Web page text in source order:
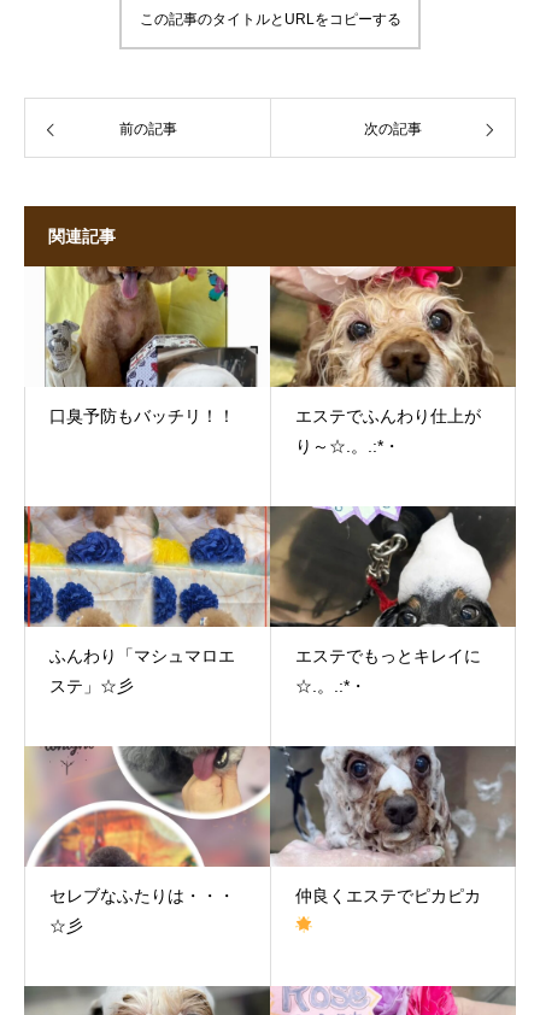
この記事のタイトルとURLをコピーする
前の記事 次の記事
関連記事
口臭予防もバッチリ！！
エステでふんわり仕上が
り～☆.。.:*・
ふんわり「マシュマロエ
ステ」☆彡
エステでもっとキレイに
☆.。.:*・
セレブなふたりは・・・
☆彡
仲良くエステでピカピカ